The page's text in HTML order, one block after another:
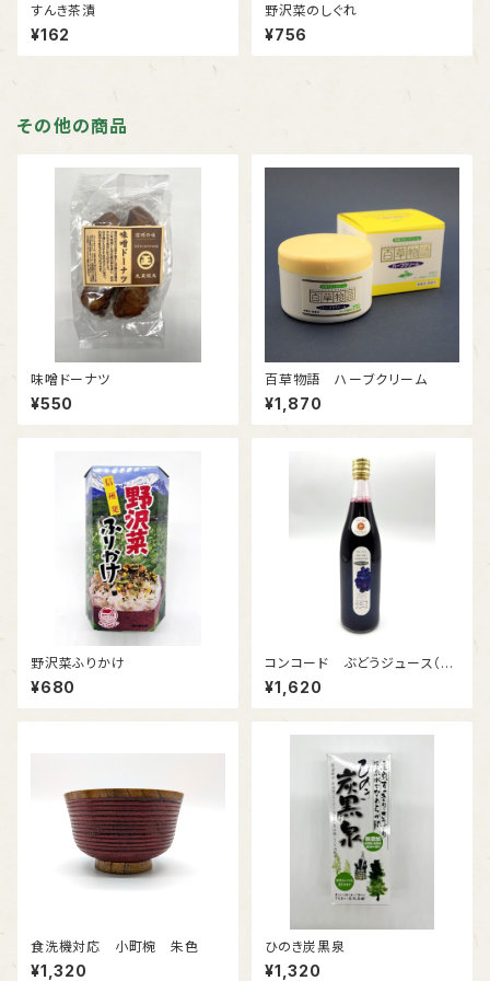
すんき茶漬
¥162
野沢菜のしぐれ
¥756
その他の商品
味噌ドーナツ
¥550
百草物語 ハーブクリーム
¥1,870
野沢菜ふりかけ
¥680
コンコード ぶどうジュース（ス
トレート）
¥1,620
食洗機対応 小町椀 朱色
¥1,320
ひのき炭黒泉
¥1,320